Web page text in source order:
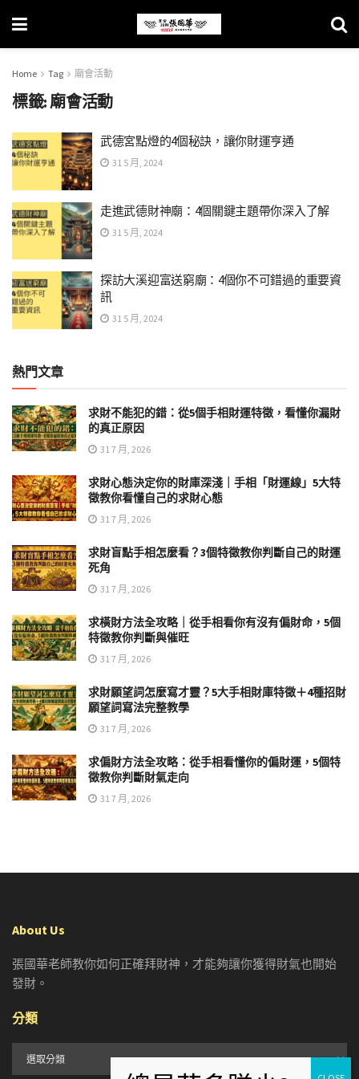
Home Tag 廟會活動
標籤:廟會活動
武德宮點燈的4個秘訣，讓你財運亨通
31 5 月, 2024
走進武德財神廟：4個關鍵主題帶你深入了解
31 5 月, 2024
探訪大溪迎富送窮廟：4個你不可錯過的重要資
訊
31 5 月, 2024
熱門文章
求財不能犯的錯：從5個手相財運特徵，看懂你漏財
的真正原因
31 7 月, 2026
求財心態決定你的財庫深淺｜手相「財運線」5大特
徵教你看懂自己的求財心態
31 7 月, 2026
求財盲點手相怎麼看？3個特徵教你判斷自己的財運
死角
31 7 月, 2026
求橫財方法全攻略｜從手相看你有沒有偏財命，5個
特徵教你判斷與催旺
31 7 月, 2026
求財願望詞怎麼寫才靈？5大手相財庫特徵＋4種招財
願望詞寫法完整教學
31 7 月, 2026
求偏財方法全攻略：從手相看懂你的偏財運，5個特
徵教你判斷財氣走向
31 7 月, 2026
About Us
張國華老師教你如何正確拜財神，才能夠讓你獲得財氣也開始
發財。
分類